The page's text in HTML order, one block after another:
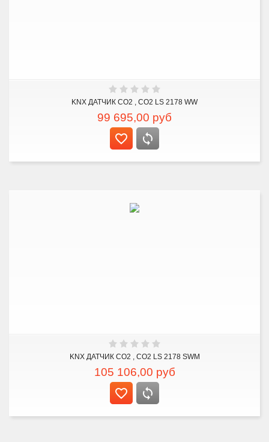
KNX ДАТЧИК CO2 , CO2 LS 2178 WW
99 695,00 руб
KNX ДАТЧИК CO2 , CO2 LS 2178 SWM
105 106,00 руб